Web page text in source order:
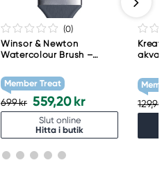
(0)
Winsor & Newton
Watercolour Brush –
syntetisk akvarellpensel
med brett borst
Member Treat
699 kr 559,20 kr
Slut online
Hitta i butik